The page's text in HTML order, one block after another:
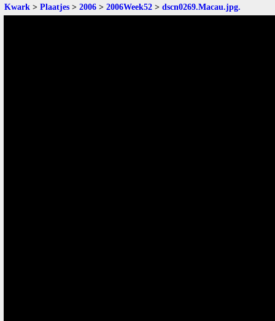
Kwark > Plaatjes > 2006 > 2006Week52 > dscn0269.Macau.jpg.